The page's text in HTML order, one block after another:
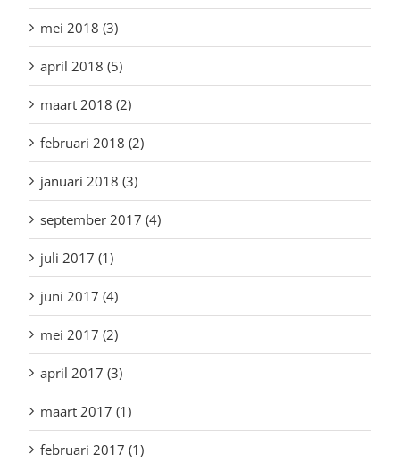
mei 2018 (3)
april 2018 (5)
maart 2018 (2)
februari 2018 (2)
januari 2018 (3)
september 2017 (4)
juli 2017 (1)
juni 2017 (4)
mei 2017 (2)
april 2017 (3)
maart 2017 (1)
februari 2017 (1)